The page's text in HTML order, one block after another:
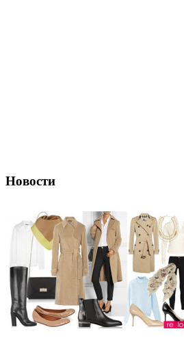
Новости